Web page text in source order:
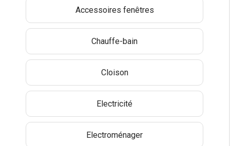
Accessoires fenêtres
Chauffe-bain
Cloison
Electricité
Electroménager